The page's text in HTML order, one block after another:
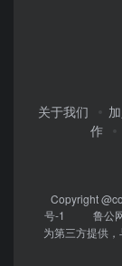
关于我们
作
Copyright
号-1
鲁公
为第三方提供